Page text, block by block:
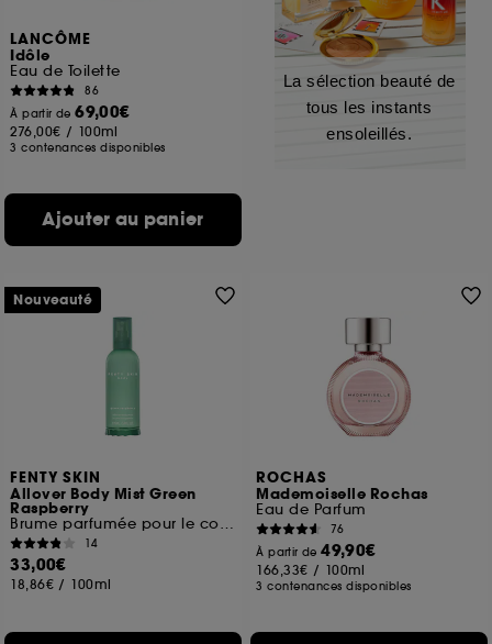
LANCÔME
Idôle
Eau de Toilette
86
À partir de69,00€
276,00€ / 100ml
3 contenances disponibles
Ajouter au panier
La sélection beauté de
tous les instants
ensoleillés.
FENTY SKIN
Allover Body Mist Green
Raspberry
Brume parfumée pour le corps
14
33,00€
18,86€ / 100ml
Nouveauté
ROCHAS
Mademoiselle Rochas
Eau de Parfum
76
À partir de49,90€
166,33€ / 100ml
3 contenances disponibles